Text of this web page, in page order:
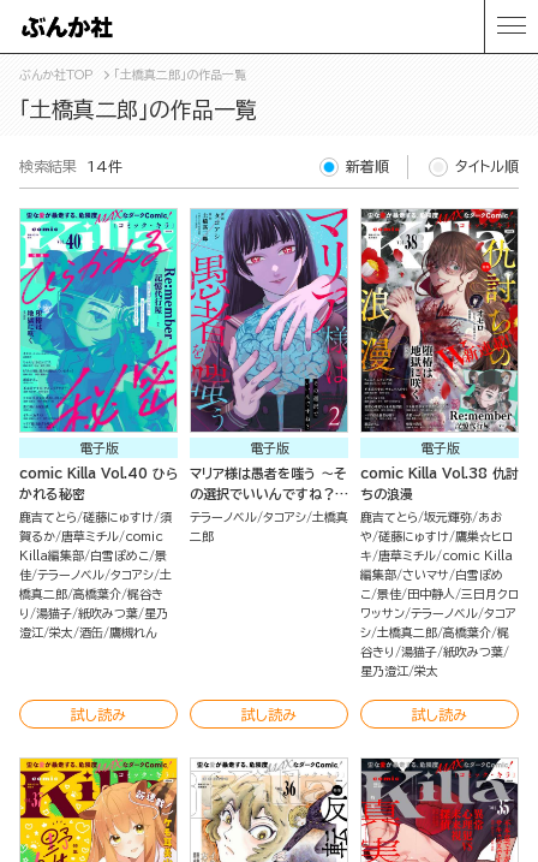
ぶんか社TOP 「土橋真二郎」の作品一覧
「土橋真二郎」の作品一覧
検索結果 14件 新着順 タイトル順
電子版
comic Killa Vol.40 ひら
かれる秘密
鹿吉てとら 磋藤にゅすけ 須
賀るか 唐草ミチル comic
Killa編集部 白雪ぽめこ 景
佳 テラーノベル タコアシ 土
橋真二郎 高橋葉介 梶谷き
り
湯猫子 紙吹みつ葉 星乃
澄江 栄太 酒缶 鷹槻れん
試し読み
電子版
マリア様は愚者を嗤う ～そ
の選択でいいんですね？～
（2）
テラーノベル タコアシ 土橋真
二郎
試し読み
電子版
comic Killa Vol.38 仇討
ちの浪漫
鹿吉てとら 坂元輝弥 あお
や 磋藤にゅすけ 鷹巣☆ヒロ
キ
唐草ミチル comic Killa
編集部 さいマサ
白雪ぽめ
こ 景佳 田中静人 三日月クロ
ワッサン テラーノベル タコア
シ 土橋真二郎 高橋葉介 梶
谷きり
湯猫子 紙吹みつ葉
星乃澄江 栄太
試し読み